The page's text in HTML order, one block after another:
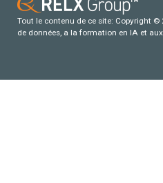
Tout le contenu de ce site: Copyright
de données, a la formation en IA et